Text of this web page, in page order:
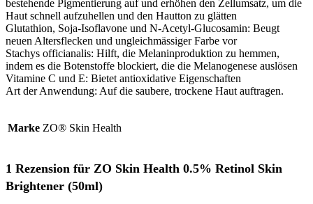
bestehende Pigmentierung auf und erhöhen den Zellumsatz, um die
Haut schnell aufzuhellen und den Hautton zu glätten
Glutathion, Soja-Isoflavone und N-Acetyl-Glucosamin: Beugt
neuen Altersflecken und ungleichmässiger Farbe vor
Stachys officianalis: Hilft, die Melaninproduktion zu hemmen,
indem es die Botenstoffe blockiert, die die Melanogenese auslösen
Vitamine C und E: Bietet antioxidative Eigenschaften
Art der Anwendung: Auf die saubere, trockene Haut auftragen.
Marke ZO® Skin Health
1 Rezension für ZO Skin Health 0.5% Retinol Skin
Brightener (50ml)